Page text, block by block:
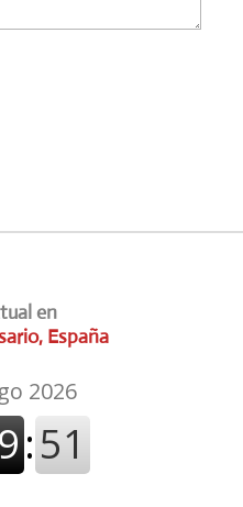
en
España